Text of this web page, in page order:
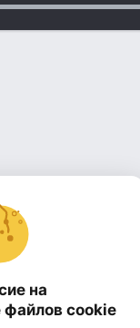
на
файлов cookie